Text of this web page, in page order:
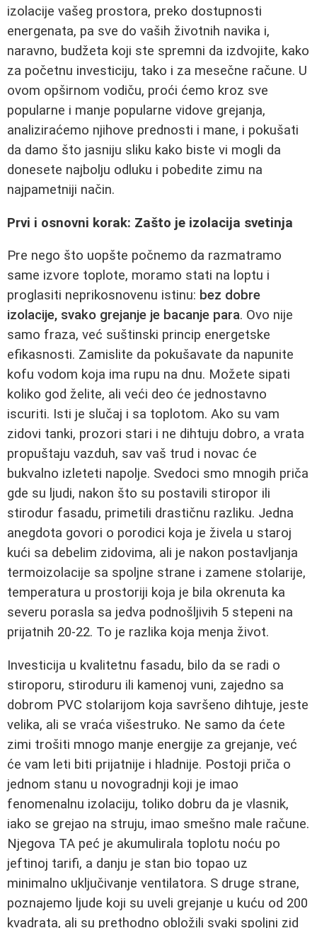
izolacije vašeg prostora, preko dostupnosti
energenata, pa sve do vaših životnih navika i,
naravno, budžeta koji ste spremni da izdvojite, kako
za početnu investiciju, tako i za mesečne račune. U
ovom opširnom vodiču, proći ćemo kroz sve
popularne i manje popularne vidove grejanja,
analiziraćemo njihove prednosti i mane, i pokušati
da damo što jasniju sliku kako biste vi mogli da
donesete najbolju odluku i pobedite zimu na
najpametniji način.
Prvi i osnovni korak: Zašto je izolacija svetinja
Pre nego što uopšte počnemo da razmatramo
same izvore toplote, moramo stati na loptu i
proglasiti neprikosnovenu istinu: bez dobre
izolacije, svako grejanje je bacanje para. Ovo nije
samo fraza, već suštinski princip energetske
efikasnosti. Zamislite da pokušavate da napunite
kofu vodom koja ima rupu na dnu. Možete sipati
koliko god želite, ali veći deo će jednostavno
iscuriti. Isti je slučaj i sa toplotom. Ako su vam
zidovi tanki, prozori stari i ne dihtuju dobro, a vrata
propuštaju vazduh, sav vaš trud i novac će
bukvalno izleteti napolje. Svedoci smo mnogih priča
gde su ljudi, nakon što su postavili stiropor ili
stirodur fasadu, primetili drastičnu razliku. Jedna
anegdota govori o porodici koja je živela u staroj
kući sa debelim zidovima, ali je nakon postavljanja
termoizolacije sa spoljne strane i zamene stolarije,
temperatura u prostoriji koja je bila okrenuta ka
severu porasla sa jedva podnošljivih 5 stepeni na
prijatnih 20-22. To je razlika koja menja život.
Investicija u kvalitetnu fasadu, bilo da se radi o
stiroporu, stiroduru ili kamenoj vuni, zajedno sa
dobrom PVC stolarijom koja savršeno dihtuje, jeste
velika, ali se vraća višestruko. Ne samo da ćete
zimi trošiti mnogo manje energije za grejanje, već
će vam leti biti prijatnije i hladnije. Postoji priča o
jednom stanu u novogradnji koji je imao
fenomenalnu izolaciju, toliko dobru da je vlasnik,
iako se grejao na struju, imao smešno male račune.
Njegova TA peć je akumulirala toplotu noću po
jeftinoj tarifi, a danju je stan bio topao uz
minimalno uključivanje ventilatora. S druge strane,
poznajemo ljude koji su uveli grejanje u kuću od 200
kvadrata, ali su prethodno obložili svaki spoljni zid